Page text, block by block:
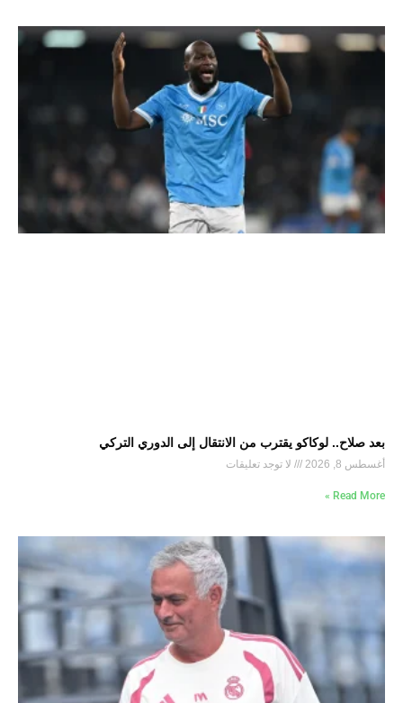
بعد صلاح.. لوكاكو يقترب من الانتقال إلى الدوري التركي
أغسطس 8, 2026 لا توجد تعليقات
Read More »